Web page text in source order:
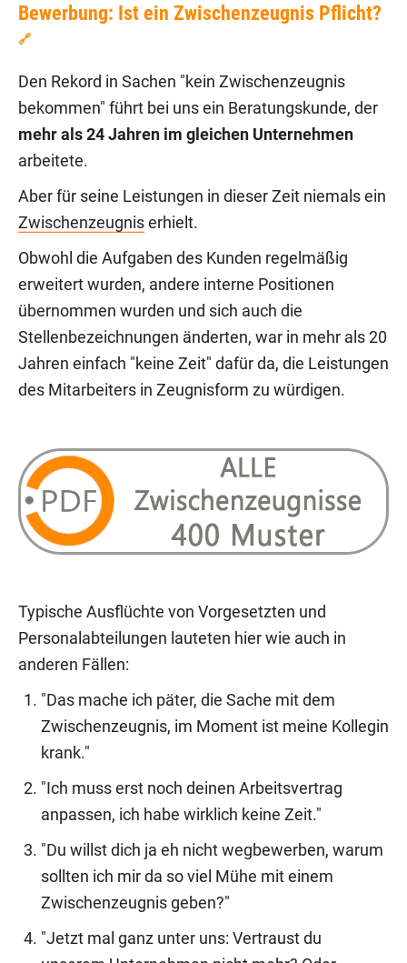
Bewerbung: Ist ein Zwischenzeugnis Pflicht?
🔗
Den Rekord in Sachen "kein Zwischenzeugnis
bekommen" führt bei uns ein Beratungskunde, der
mehr als 24 Jahren im gleichen Unternehmen
arbeitete.
Aber für seine Leistungen in dieser Zeit niemals ein
Zwischenzeugnis erhielt.
Obwohl die Aufgaben des Kunden regelmäßig
erweitert wurden, andere interne Positionen
übernommen wurden und sich auch die
Stellenbezeichnungen änderten, war in mehr als 20
Jahren einfach "keine Zeit" dafür da, die Leistungen
des Mitarbeiters in Zeugnisform zu würdigen.
Typische Ausflüchte von Vorgesetzten und
Personalabteilungen lauteten hier wie auch in
anderen Fällen:
"Das mache ich päter, die Sache mit dem
Zwischenzeugnis, im Moment ist meine Kollegin
krank."
"Ich muss erst noch deinen Arbeitsvertrag
anpassen, ich habe wirklich keine Zeit."
"Du willst dich ja eh nicht wegbewerben, warum
sollten ich mir da so viel Mühe mit einem
Zwischenzeugnis geben?"
"Jetzt mal ganz unter uns: Vertraust du